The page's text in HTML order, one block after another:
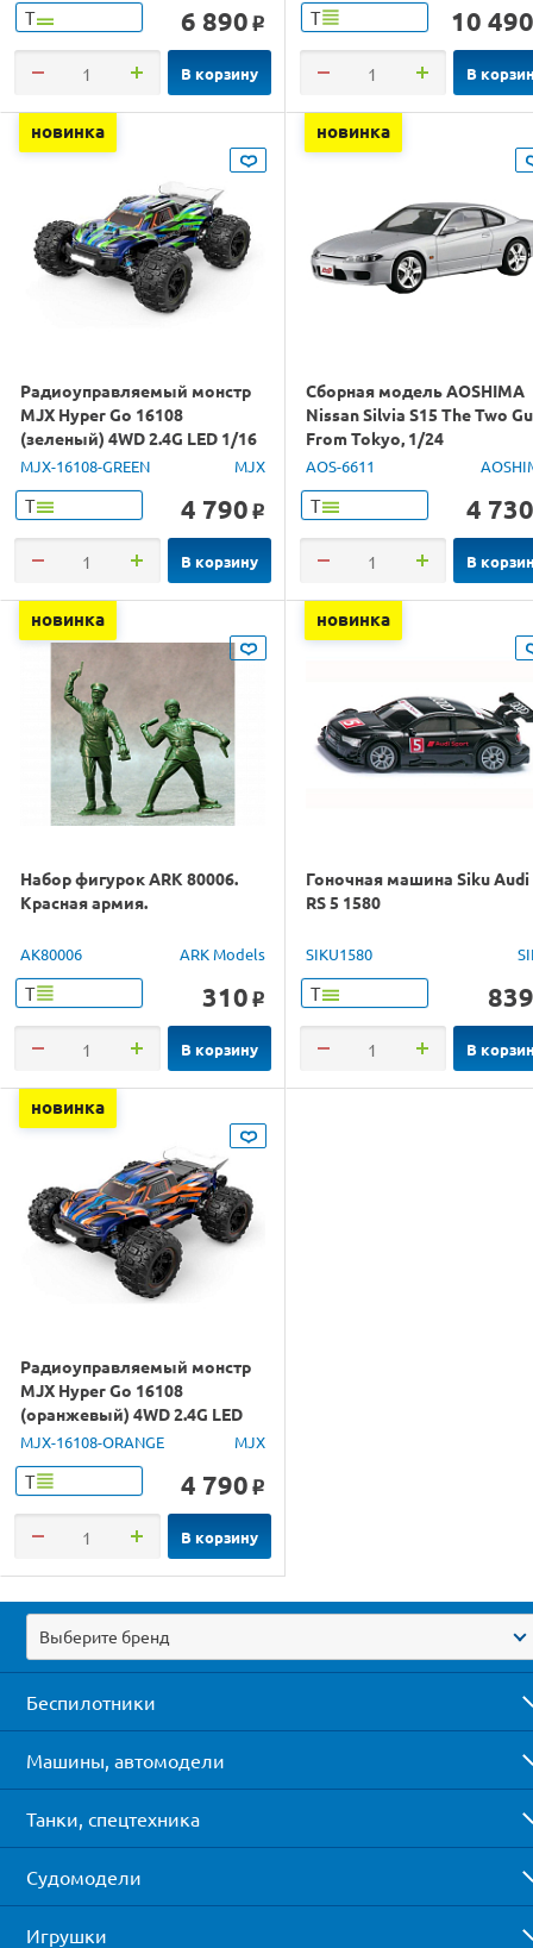
Т 6 890 o
В корзину
Т 10 490
В
новинка
Радиоуправляемый монстр
MJX Hyper Go 16108
(зеленый) 4WD 2.4G LED 1/16
RTR
MJX-16108-GREEN MJX
Т 4 790 o
В корзину
новинка
Сборная модель AOSHIMA
Nissan Silvia S15 The Two
From Tokyo, 1/24
AOS-6611
Т 4 730
В
новинка
Набор фигурок ARK 80006.
Красная армия.
AK80006 ARK Models
Т 310 o
В корзину
новинка
Гоночная машина Siku Audi
RS 5 1580
SIKU1580
Т 839
В
новинка
Радиоуправляемый монстр
MJX Hyper Go 16108
(оранжевый) 4WD 2.4G LED
1/16 RTR
MJX-16108-ORANGE MJX
Т 4 790 o
В корзину
Выберите бренд
Беспилотники
Машины, автомодели
Танки, спецтехника
Судомодели
Игрушки